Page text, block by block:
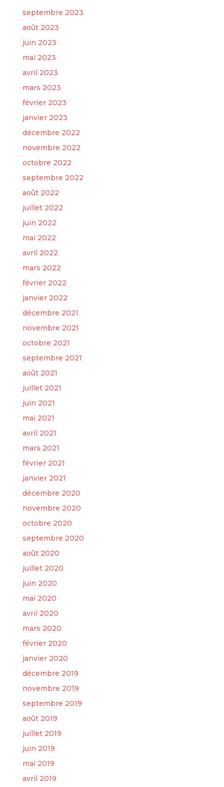
septembre 2023
août 2023
juin 2023
mai 2023
avril 2023
mars 2023
février 2023
janvier 2023
décembre 2022
novembre 2022
octobre 2022
septembre 2022
août 2022
juillet 2022
juin 2022
mai 2022
avril 2022
mars 2022
février 2022
janvier 2022
décembre 2021
novembre 2021
octobre 2021
septembre 2021
août 2021
juillet 2021
juin 2021
mai 2021
avril 2021
mars 2021
février 2021
janvier 2021
décembre 2020
novembre 2020
octobre 2020
septembre 2020
août 2020
juillet 2020
juin 2020
mai 2020
avril 2020
mars 2020
février 2020
janvier 2020
décembre 2019
novembre 2019
septembre 2019
août 2019
juillet 2019
juin 2019
mai 2019
avril 2019